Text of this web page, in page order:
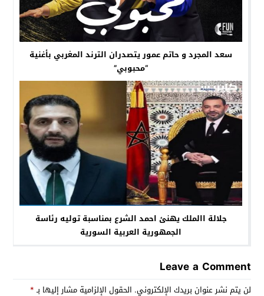
سعد المجرد و حاتم عمور يتصدران الترند المغربي بأغنية
“محبوبي”
جلالة االملك يهنئ احمد الشرع بمناسبة توليه رئاسة
الجمهورية العربية السورية
Leave a Comment
لن يتم نشر عنوان بريدك الإلكتروني. الحقول الإلزامية مشار إليها بـ*